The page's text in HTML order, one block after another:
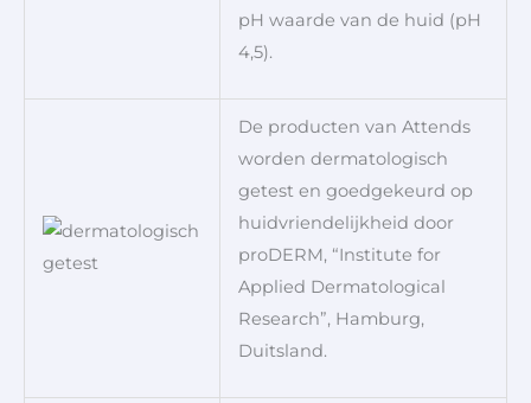
pH waarde van de huid (pH
4,5).
De producten van Attends
worden dermatologisch
getest en goedgekeurd op
huidvriendelijkheid door
proDERM, “Institute for
Applied Dermatological
Research”, Hamburg,
Duitsland.